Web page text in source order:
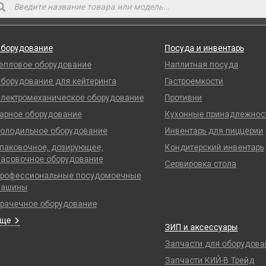
оборудование
для кейтеринга
оборудование
оборудование
оборудование
дозирующее,
оборудование
посудомоечные
оборудование
Посуда и инвентарь
Наплитная посуда
Гастроемкости
Противни
Кухонные
Инвентарь для пиццерии
Кондитерский инвентарь
Сервировка стола
ЗИП и аксессуары
Запчасти для
Запчасти КИЙ-В Трейд